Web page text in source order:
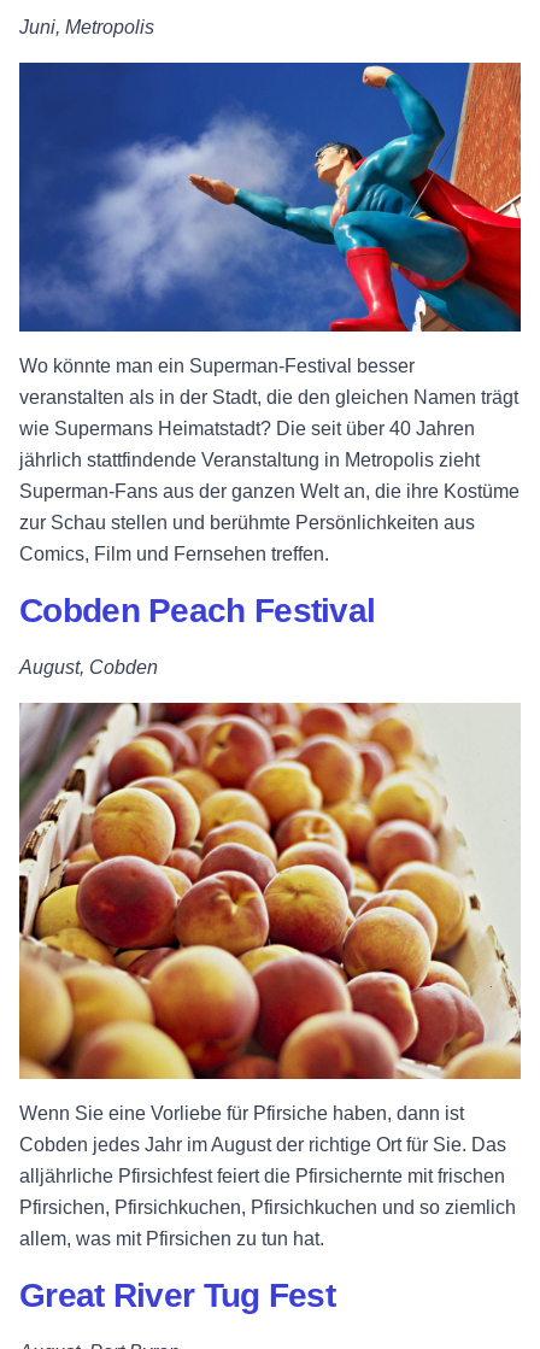
Juni, Metropolis
Wo könnte man ein Superman-Festival besser
veranstalten als in der Stadt, die den gleichen Namen trägt
wie Supermans Heimatstadt? Die seit über 40 Jahren
jährlich stattfindende Veranstaltung in Metropolis zieht
Superman-Fans aus der ganzen Welt an, die ihre Kostüme
zur Schau stellen und berühmte Persönlichkeiten aus
Comics, Film und Fernsehen treffen.
Cobden Peach Festival
August, Cobden
Wenn Sie eine Vorliebe für Pfirsiche haben, dann ist
Cobden jedes Jahr im August der richtige Ort für Sie. Das
alljährliche Pfirsichfest feiert die Pfirsichernte mit frischen
Pfirsichen, Pfirsichkuchen, Pfirsichkuchen und so ziemlich
allem, was mit Pfirsichen zu tun hat.
Great River Tug Fest